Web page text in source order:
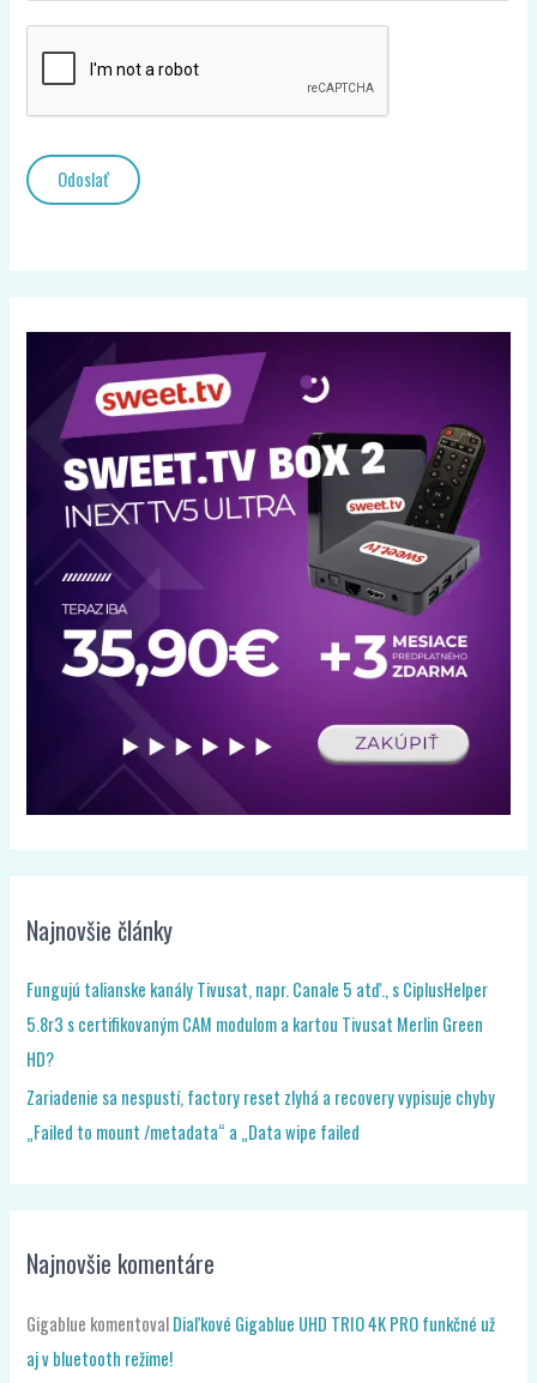
Odoslať
Najnovšie články
Fungujú talianske kanály Tivusat, napr. Canale 5 atď., s CiplusHelper
5.8r3 s certifikovaným CAM modulom a kartou Tivusat Merlin Green
HD?
Zariadenie sa nespustí, factory reset zlyhá a recovery vypisuje chyby
„Failed to mount /metadata“ a „Data wipe failed
Najnovšie komentáre
Gigablue komentovalDiaľkové Gigablue UHD TRIO 4K PRO funkčné už
aj v bluetooth režime!